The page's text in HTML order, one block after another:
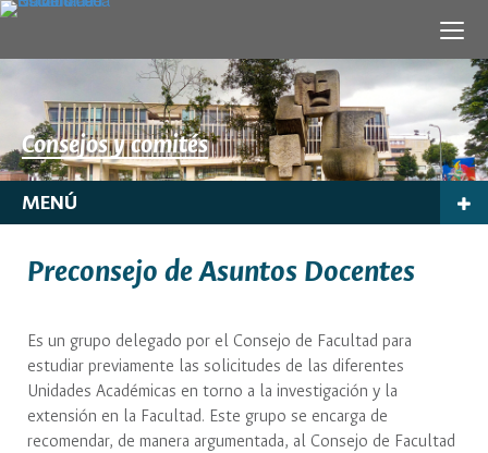
Consejos y comités
MENÚ
Preconsejo de Asuntos Docentes
Es un grupo delegado por el Consejo de Facultad para
estudiar previamente las solicitudes de las diferentes
Unidades Académicas en torno a la investigación y la
extensión en la Facultad. Este grupo se encarga de
recomendar, de manera argumentada, al Consejo de Facultad